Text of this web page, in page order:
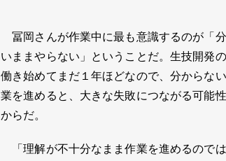
冨岡さんが作業中に最も意識するのが「
いままやらない」ということだ。生技開発
働き始めてまだ１年ほどなので、分からな
業を進めると、大きな失敗につながる可能
からだ。
「理解が不十分なまま作業を進めるのでは